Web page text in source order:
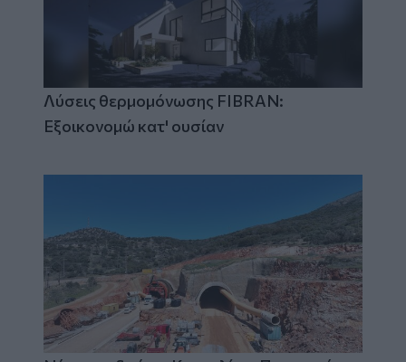
Λύσεις θερμομόνωσης FIBRAN:
Εξοικονομώ κατ' ουσίαν